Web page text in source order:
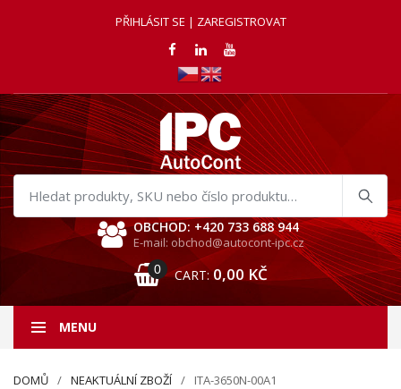
PŘIHLÁSIT SE | ZAREGISTROVAT
Hledat
produkty
OBCHOD: +420 733 688 944
E-mail: obchod@autocont-ipc.cz
0 CART: 0,00 KČ
MENU
DOMŮ NEAKTUÁLNÍ ZBOŽÍ ITA-3650N-00A1